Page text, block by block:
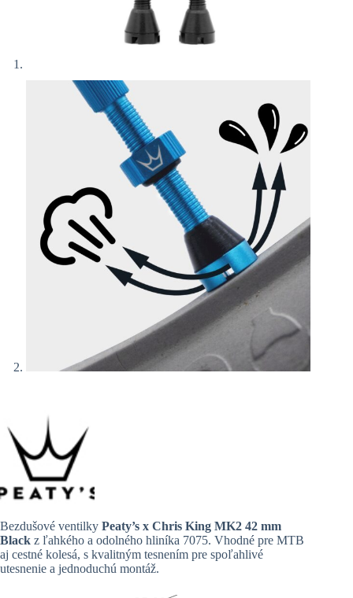
Bezdušové ventilky Peaty’s x Chris King MK2 42 mm
Black z ľahkého a odolného hliníka 7075. Vhodné pre MTB
aj cestné kolesá, s kvalitným tesnením pre spoľahlivé
utesnenie a jednoduchú montáž.